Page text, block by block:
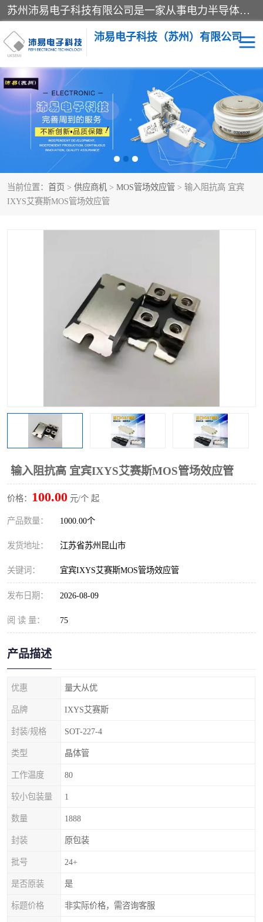
苏州沛易电子科技有限公司是一家从事电力半导体器件和电子元器件的专业代理及分销商，产品包括：IGBT模块、IPM模块、PIM模块、二极管、三极管、可控硅、整流桥、IGBT单管、IGBT电路驱动板、GTR达林顿模块、快恢复二极管、肖特基二极管、熔断器、IC集成电路、快速熔断器等。
沛易电子科技（苏州）有限公司
当前位置： 首页 > 供应商机 > MOS管场效应管 > 输入阻抗高 宜宾
IXYS艾赛斯MOS管场效应管
输入阻抗高 宜宾IXYS艾赛斯MOS管场效应管
价格： 100.00 元/个 起
产品数量： 1000.00个
发货地址： 江苏省苏州昆山市
关键词： 宜宾IXYS艾赛斯MOS管场效应管
发布日期： 2026-08-09
阅 读 量： 75
产品描述
优惠 量大从优
品牌 IXYS艾赛斯
封装/规格 SOT-227-4
类型 晶体管
工作温度 80
较小包装量 1
数量 1888
封装 原包装
批号 24+
是否原装 是
标题价格 非实际价格，需咨询客服
西门康 英飞凌
快恢复二极管 英飞凌IGBT模块
英飞凌可控硅模块 IXYS艾赛斯可控硅
SEMIKRON西门康IGBT SEMIKRON西门康可控硅